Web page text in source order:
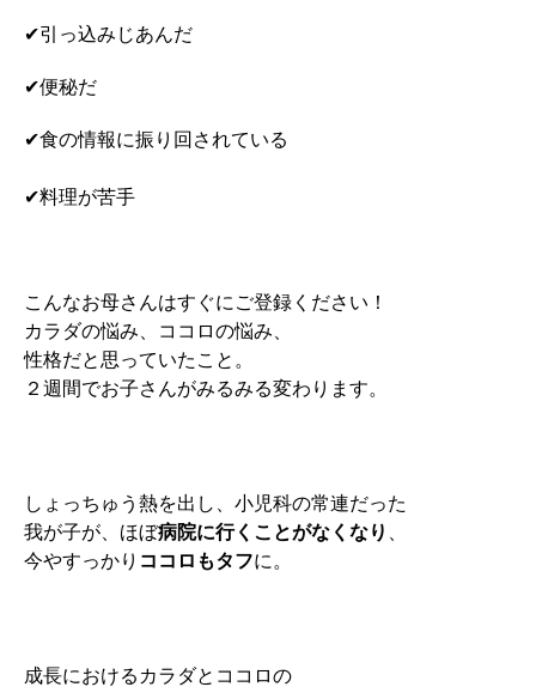
✔︎引っ込みじあんだ
✔︎便秘だ
✔︎食の情報に振り回されている
✔︎料理が苦手
こんなお母さんはすぐにご登録ください！
カラダの悩み、ココロの悩み、
性格だと思っていたこと。
２週間でお子さんがみるみる変わります。
しょっちゅう熱を出し、小児科の常連だった
我が子が、ほぼ病院に行くことがなくなり
今やすっかり ココロもタフに。
成長におけるカラダとココロの